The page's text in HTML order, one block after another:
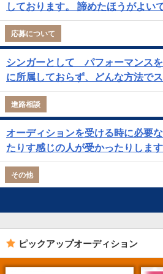
しております。 諦めたほうがよい
応募について
シンガーとして パフォーマンス
に所属しておらず、どんな方法で
進路相談
オーディションを受ける時に必要
たりす感じの人が受かったりしま
その他
ピックアップオーディション